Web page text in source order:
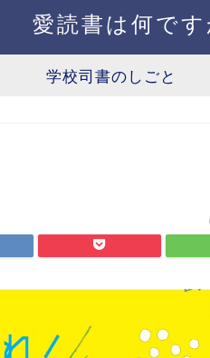
愛読書は何です
学校司書のしごと